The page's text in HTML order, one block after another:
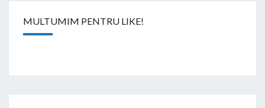
MULTUMIM PENTRU LIKE!